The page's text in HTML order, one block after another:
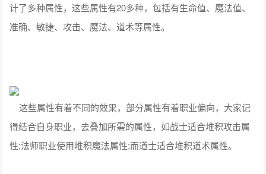
计了多种属性，这些属性有20多种，包括有生命值、魔法值、
准确、敏捷、攻击、魔法、道术等属性。
这些属性有着不同的效果，部分属性有着职业偏向，大家记
得结合自身职业，去叠加所需的属性，如战士适合堆积攻击属
性;法师职业使用堆积魔法属性;而道士适合堆积道术属性。